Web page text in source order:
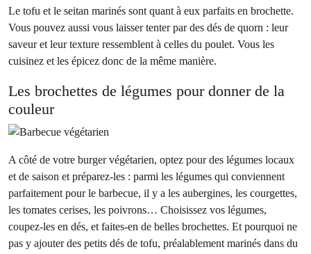
Le tofu et le seitan marinés sont quant à eux parfaits en brochette.
Vous pouvez aussi vous laisser tenter par des dés de quorn : leur
saveur et leur texture ressemblent à celles du poulet. Vous les
cuisinez et les épicez donc de la même manière.
Les brochettes de légumes pour donner de la
couleur
A côté de votre burger végétarien, optez pour des légumes locaux
et de saison et préparez-les : parmi les légumes qui conviennent
parfaitement pour le barbecue, il y a les aubergines, les courgettes,
les tomates cerises, les poivrons… Choisissez vos légumes,
coupez-les en dés, et faites-en de belles brochettes. Et pourquoi ne
pas y ajouter des petits dés de tofu, préalablement marinés dans du